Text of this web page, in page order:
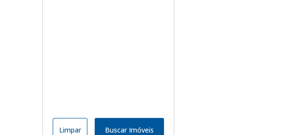
Limpar Buscar Imóveis